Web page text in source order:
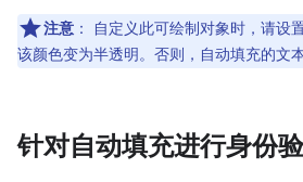
注意 ：
自定义此可绘制对象时，请设
该颜色变为半透明。否则，自动填充的文
针对自动填充进行身份